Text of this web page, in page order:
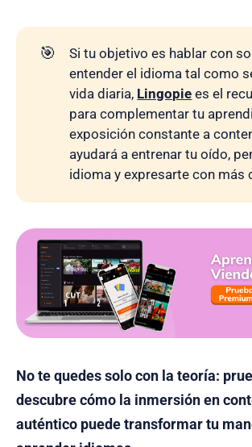
🎯
Si tu objetivo es hablar con
entender el idioma tal como
vida diaria, Lingopie es el
para complementar tu
exposición constante a
ayudará a entrenar tu oído,
idioma y expresarte con más
No te quedes solo con la teoría:
descubre cómo la inmersión en
auténtico puede transformar tu